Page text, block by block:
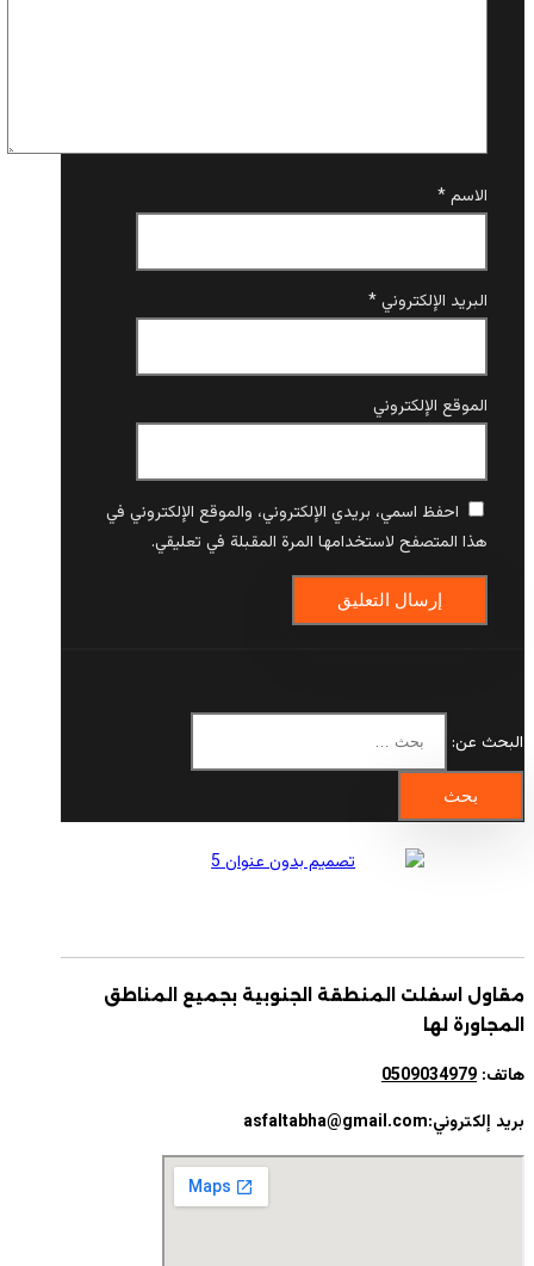
الاسم*
البريد الإلكتروني*
الموقع الإلكتروني
احفظ اسمي، بريدي الإلكتروني، والموقع الإلكتروني في
هذا المتصفح لاستخدامها المرة المقبلة في تعليقي.
البحث عن:
مقاول اسفلت المنطقة الجنوبية بجميع المناطق
المجاورة لها
هاتف: 0509034979
بريد إلكتروني:asfaltabha@gmail.com